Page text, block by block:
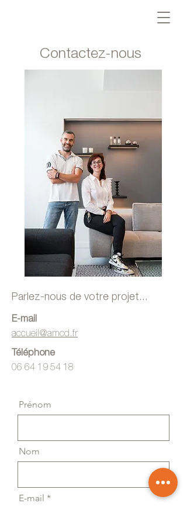
Contactez-nous
Parlez-nous de votre projet...
E-mail
accueil@amcd.fr
Téléphone
06 64 19 54 18
Prénom
Nom
E-mail